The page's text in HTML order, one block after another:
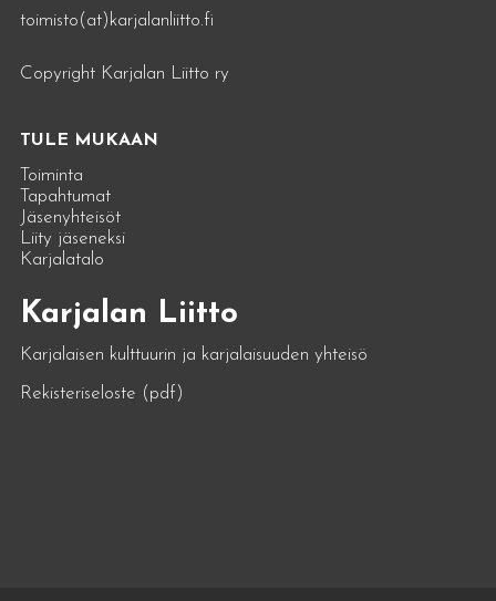
toimisto(at)karjalanliitto.fi
Copyright Karjalan Liitto ry
TULE MUKAAN
Toiminta
Tapahtumat
Jäsenyhteisöt
Liity jäseneksi
Karjalatalo
Karjalan Liitto
Karjalaisen kulttuurin ja karjalaisuuden yhteisö
Rekisteriseloste (pdf)